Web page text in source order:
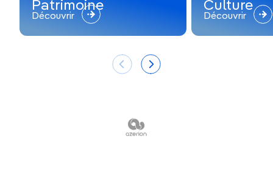
Patrimoine
Découvrir
Culture
Découvrir